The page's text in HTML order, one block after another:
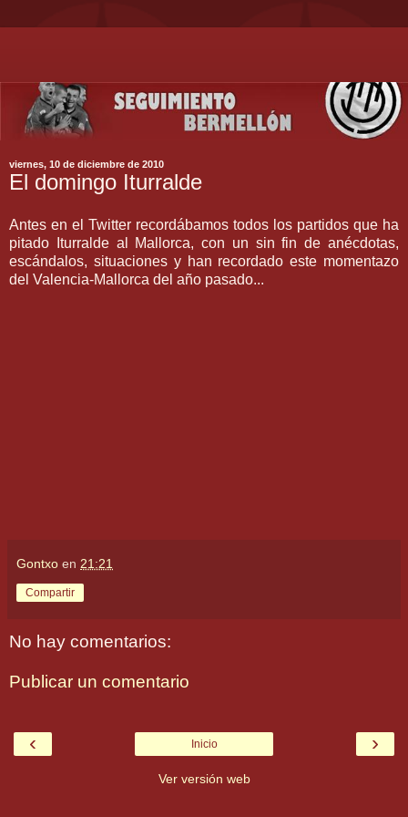
viernes, 10 de diciembre de 2010
El domingo Iturralde
Antes en el Twitter recordábamos todos los partidos que ha
pitado Iturralde al Mallorca, con un sin fin de anécdotas,
escándalos, situaciones y han recordado este momentazo
del Valencia-Mallorca del año pasado...
Gontxo en 21:21
Compartir
No hay comentarios:
Publicar un comentario
‹ ›
Inicio
Ver versión web